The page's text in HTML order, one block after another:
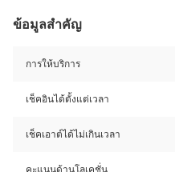
ข้อมูลสำคัญ
การให้บริการ
เช็คอินได้ตั้งแต่เวลา
เช็คเอาต์ได้ไม่เกินเวลา
คะแนนด้านโลเคชั่น